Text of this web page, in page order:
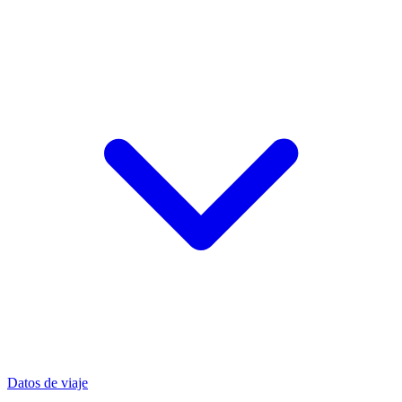
Datos de viaje